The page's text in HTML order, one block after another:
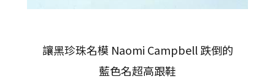
讓黑珍珠名模 Naomi Campbell 跌倒的
藍色名超高跟鞋